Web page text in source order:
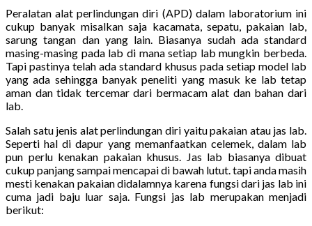
Peralatan alat perlindungan diri (APD) dalam laboratorium ini
cukup banyak misalkan saja kacamata, sepatu, pakaian lab,
sarung tangan dan yang lain. Biasanya sudah ada standard
masing-masing pada lab di mana setiap lab mungkin berbeda.
Tapi pastinya telah ada standard khusus pada setiap model lab
yang ada sehingga banyak peneliti yang masuk ke lab tetap
aman dan tidak tercemar dari bermacam alat dan bahan dari
lab.
Salah satu jenis alat perlindungan diri yaitu pakaian atau jas lab.
Seperti hal di dapur yang memanfaatkan celemek, dalam lab
pun perlu kenakan pakaian khusus. Jas lab biasanya dibuat
cukup panjang sampai mencapai di bawah lutut. tapi anda masih
mesti kenakan pakaian didalamnya karena fungsi dari jas lab ini
cuma jadi baju luar saja. Fungsi jas lab merupakan menjadi
berikut: